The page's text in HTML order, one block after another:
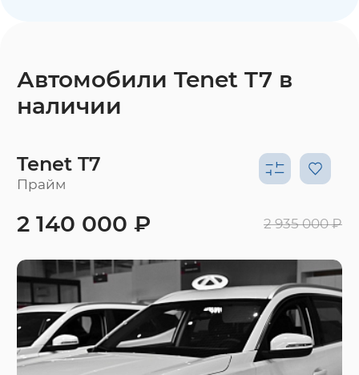
Автомобили Tenet T7 в
наличии
Tenet T7
Прайм
2 140 000 ₽ 2 935 000 ₽